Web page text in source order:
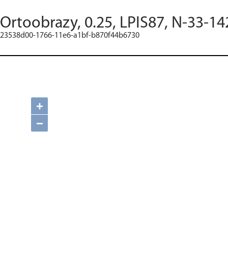
Ortoobrazy, 0.25, LPIS87, N-33-
23538d00-1766-11e6-a1bf-b870f44b6730
+
−